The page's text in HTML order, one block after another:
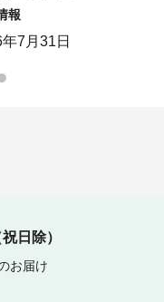
報
7月31日
日除）
お届け